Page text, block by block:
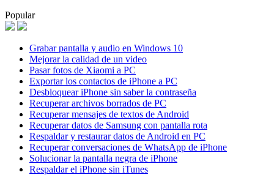
Popular
Grabar pantalla y audio en Windows 10
Mejorar la calidad de un video
Pasar fotos de Xiaomi a PC
Exportar los contactos de iPhone a PC
Desbloquear iPhone sin saber la contraseña
Recuperar archivos borrados de PC
Recuperar mensajes de textos de Android
Recuperar datos de Samsung con pantalla rota
Respaldar y restaurar datos de Android en PC
Recuperar conversaciones de WhatsApp de iPhone
Solucionar la pantalla negra de iPhone
Respaldar el iPhone sin iTunes